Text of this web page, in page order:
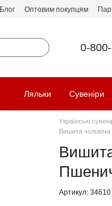
Блог Оптовим покупцям
0-
Ляльки Сувеніри
Українські
Вишита
Артикул: 34610